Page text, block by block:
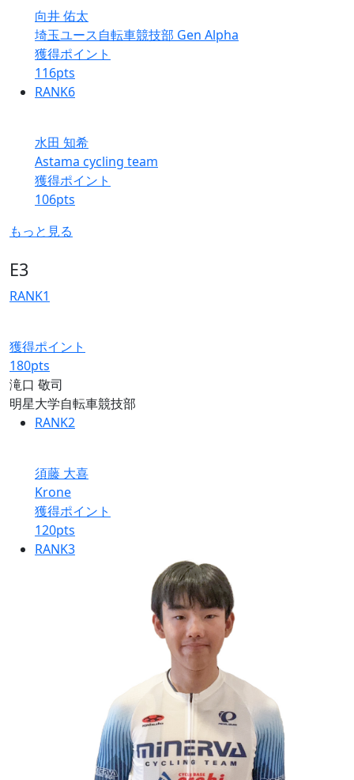
向井 佑太
埼玉ユース自転車競技部 Gen Alpha
獲得ポイント
116pts
RANK6
水田 知希
Astama cycling team
獲得ポイント
106pts
もっと見る
E3
RANK1
獲得ポイント
180pts
滝口 敬司
明星大学自転車競技部
RANK2
須藤 大喜
Krone
獲得ポイント
120pts
RANK3